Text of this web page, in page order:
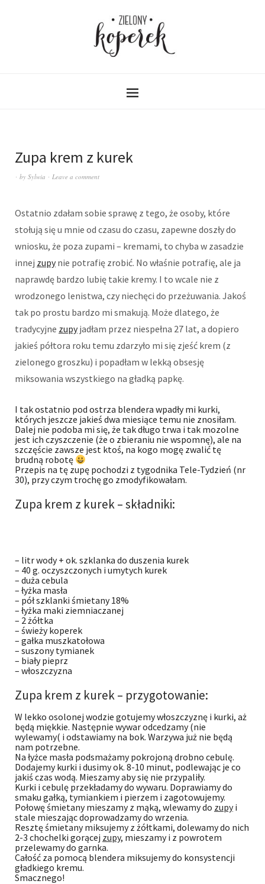
Zupa krem z kurek
by Sylwia Leave a comment
Ostatnio zdałam sobie sprawę z tego, że osoby, które
stołują się u mnie od czasu do czasu, zapewne doszły do
wniosku, że poza zupami – kremami, to chyba w zasadzie
innej zupynie potrafię zrobić. No właśnie potrafię, ale ja
naprawdę bardzo lubię takie kremy. I to wcale nie z
wrodzonego lenistwa, czy niechęci do przeżuwania. Jakoś
tak po prostu bardzo mi smakują. Może dlatego, że
tradycyjne zupyjadłam przez niespełna 27 lat, a dopiero
jakieś półtora roku temu zdarzyło mi się zjeść krem (z
zielonego groszku) i popadłam w lekką obsesję
miksowania wszystkiego na gładką papkę.
I tak ostatnio pod ostrza blendera wpadły mi kurki,
których jeszcze jakieś dwa miesiące temu nie znosiłam.
Dalej nie podoba mi się, że tak długo trwa i tak mozolne
jest ich czyszczenie (że o zbieraniu nie wspomnę), ale na
szczęście zawsze jest ktoś, na kogo mogę zwalić tę
brudną robotę
Przepis na tę zupę pochodzi z tygodnika Tele-Tydzień (nr
30), przy czym trochę go zmodyfikowałam.
Zupa krem z kurek – składniki:
– litr wody + ok. szklanka do duszenia kurek
– 40 g. oczyszczonych i umytych kurek
– duża cebula
– łyżka masła
– pół szklanki śmietany 18%
– łyżka maki ziemniaczanej
– 2 żółtka
– świeży koperek
– gałka muszkatołowa
– suszony tymianek
– biały pieprz
– włoszczyzna
Zupa krem z kurek – przygotowanie:
W lekko osolonej wodzie gotujemy włoszczyznę i kurki, aż
będą miękkie. Następnie wywar odcedzamy (nie
wylewamy( i odstawiamy na bok. Warzywa już nie będą
nam potrzebne.
Na łyżce masła podsmażamy pokrojoną drobno cebulę.
Dodajemy kurki i dusimy ok. 8-10 minut, podlewając je co
jakiś czas wodą. Mieszamy aby się nie przypaliły.
Kurki i cebulę przekładamy do wywaru. Doprawiamy do
smaku gałką, tymiankiem i pierzem i zagotowujemy.
Połowę śmietany mieszamy z mąką, wlewamy do zupyi
stale mieszając doprowadzamy do wrzenia.
Resztę śmietany miksujemy z żółtkami, dolewamy do nich
2-3 chochelki gorącej zupy, mieszamy i z powrotem
przelewamy do garnka.
Całość za pomocą blendera miksujemy do konsystencji
gładkiego kremu.
Smacznego!